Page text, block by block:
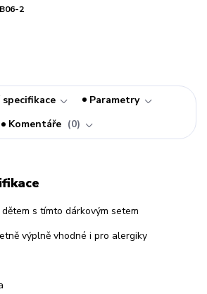
2
Parametry
Komentáře
0
s tímto dárkovým setem
výplně vhodné i pro alergiky